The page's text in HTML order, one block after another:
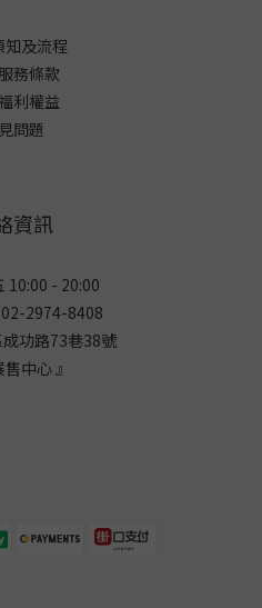
知及流程
務條款
利權益
問題
資訊
10:00 - 20:00
2974-8408
功路73巷38號
售中心 』